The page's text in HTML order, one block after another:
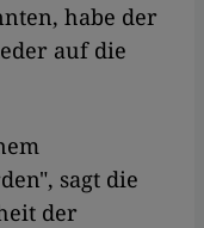
habe der
auf die
sagt die
der